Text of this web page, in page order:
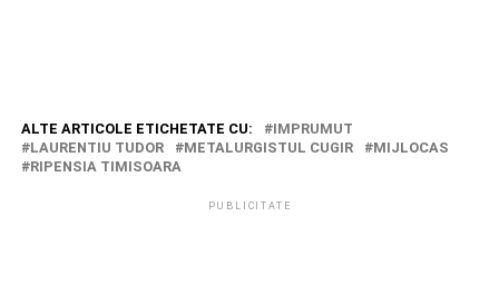
ALTE ARTICOLE ETICHETATE CU:
IMPRUMUT
LAURENTIU TUDOR
METALURGISTUL CUGIR
MIJLOCAS
RIPENSIA TIMISOARA
PUBLICITATE